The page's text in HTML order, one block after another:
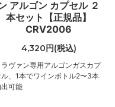
アルゴン カプセル ２
本セット【正規品】
CRV2006
4,320円(税込)
ラヴァン専用アルゴンガスカプ
、1本でワインボトル2〜3本
可能